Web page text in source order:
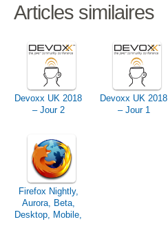
Articles similaires
Devoxx UK 2018
– Jour 2
Devoxx UK 2018
– Jour 1
Firefox Nightly,
Aurora, Beta,
Desktop, Mobile,